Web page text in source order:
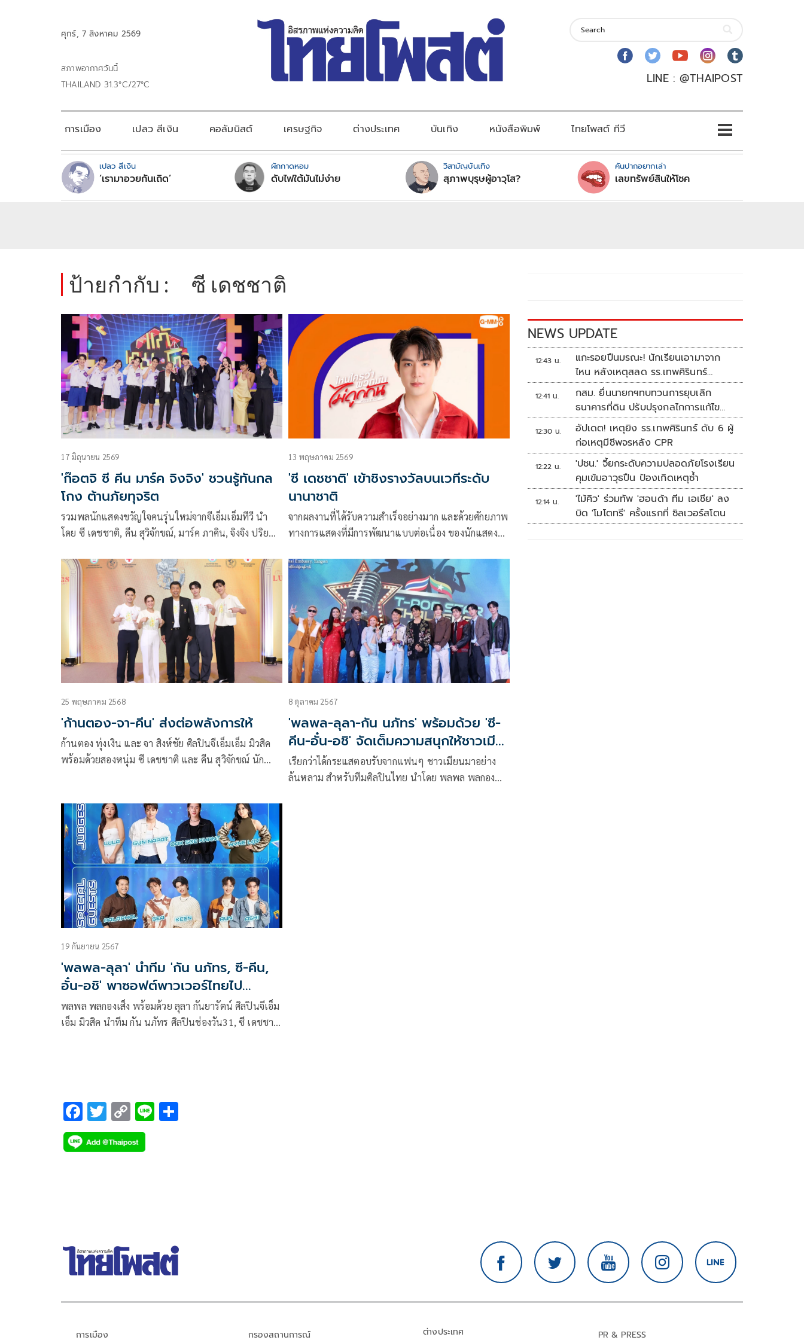
ศุกร์, 7 สิงหาคม 2569
สภาพอากาศวันนี้
THAILAND 31.3°C/27°C
LINE : @THAIPOST
การเมือง เปลว สีเงิน คอลัมนิสต์ เศรษฐกิจ ต่างประเทศ บันเทิง หนังสือพิมพ์ ไทยโพสต์ ทีวี
เปลว สีเงิน
‘เรามาอวยกันเถิด’
ผักกาดหอม
ดับไฟใต้มันไม่ง่าย
วิสามัญบันเทิง
สุภาพบุรุษผู้อาวุโส?
คันปากอยากเล่า
เลขทรัพย์สินให้โชค
ป้ายกำกับ : ซี เดชชาติ
17 มิถุนายน 2569
'ก๊อตจิ ซี คีน มาร์ค จิงจิง' ชวนรู้ทันกล
โกง ต้านภัยทุจริต
รวมพลนักแสดงขวัญใจคนรุ่นใหม่จากจีเอ็มเอ็มทีวี นำ
โดย ซี เดชชาติ, คีน สุวิจักขณ์, มาร์ค ภาคิน, จิงจิง ปริย
ปาหนัน, โทมัส ทอม, ดีเจเป้ วิศวะ และอีกมากมาย
13 พฤษภาคม 2569
'ซี เดชชาติ' เข้าชิงรางวัลบนเวทีระดับ
นานาชาติ
จากผลงานที่ได้รับความสำเร็จอย่างมาก และด้วยศักยภาพ
ทางการแสดงที่มีการพัฒนาแบบต่อเนื่อง ของนักแสดง
GMMTV คอนเทนต์โพรไวเดอร์ชั้นนำของ เมืองไทย ใน
เครือบริษัท เดอะ วัน เอ็นเตอร์ไพรส์ จำกัด (มหาชน)
25 พฤษภาคม 2568
'ก้านตอง-จา-คีน' ส่งต่อพลังการให้
ก้านตอง ทุ่งเงิน และ จา สิงห์ชัย ศิลปินจีเอ็มเอ็ม มิวสิค
พร้อมด้วยสองหนุ่ม ซี เดชชาติ และ คีน สุวิจักขณ์ นัก
นันทมหิดล โดยผู้ที่สนใจสามารถร่วมบริจาค ผ่านเลขที่
บัญชี 045-508231-4 บัญชีออมทรัพย์ ชื่อบัญชี วันอา
นันทมหิดล ธนาคารไทยพาณิชย์ สาขาสภากาชาดไทย
หรือทางเว็บไซต์
https://anandaydonation.docchula.com
8 ตุลาคม 2567
'พลพล-ลุลา-กัน นภัทร' พร้อมด้วย 'ซี-
คีน-อั๋น-อชิ' จัดเต็มความสนุกให้ชาวเมีย
นมา
เรียกว่าได้กระแสตอบรับจากแฟนๆ ชาวเมียนมาอย่าง
ล้นหลาม สำหรับทีมศิลปินไทย นำโดย พลพล พลกอง
19 กันยายน 2567
'พลพล-ลุลา' นำทีม 'กัน นภัทร, ซี-คีน,
อั๋น-อชิ' พาซอฟต์พาวเวอร์ไทยไป
ย่างกุ้ง!
พลพล พลกองเส็ง พร้อมด้วย ลุลา กันยารัตน์ ศิลปินจีเอ็ม
เอ็ม มิวสิค นำทีม กัน นภัทร ศิลปินช่องวัน31, ซี เดชชาติ,
F
ac
e
T
wi
tt
C
o
p
Li
NEWS UPDATE
12:43 น.
แกะรอยปืนมรณะ! นักเรียนเอามาจาก
ไหน หลังเหตุสลด รร.เทพศิรินทร์
นนทบุรี
12:41 น.
กสม. ยื่นนายกฯทบทวนการยุบเลิก
ธนาคารที่ดิน ปรับปรุงกลไกการแก้ไข
ปัญหาความเหลื่อมล้ำ
12:30 น.
อัปเดต! เหตุยิง รร.เทพศิรินทร์ ดับ 6 ผู้
ก่อเหตุมีชีพจรหลัง CPR
12:22 น.
'ปชน.' จี้ยกระดับความปลอดภัยโรงเรียน
คุมเข้มอาวุธปืน ป้องเกิดเหตุซ้ำ
12:14 น.
'ไม้คิว' ร่วมทัพ 'ฮอนด้า ทีม เอเชีย' ลง
บิด 'โมโตทรี' ครั้งแรกที่ ซิลเวอร์สโตน
การเมือง กรองสถานการณ์ ต่างประเทศ PR & PRESS